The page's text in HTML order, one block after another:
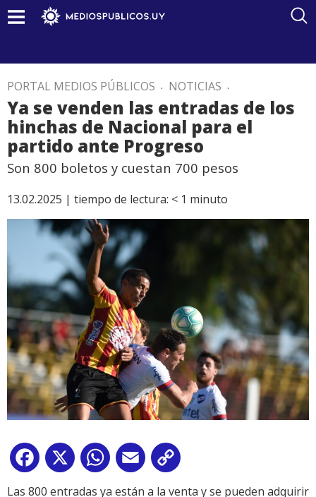
PORTAL MEDIOS PÚBLICOS . NOTICIAS .
Ya se venden las entradas de los
hinchas de Nacional para el
partido ante Progreso
Son 800 boletos y cuestan 700 pesos
13.02.2025 | tiempo de lectura: < 1 minuto
Facebook
X WhatsApp
Email
Link
Las 800 entradas ya están a la venta y se pueden adquirir